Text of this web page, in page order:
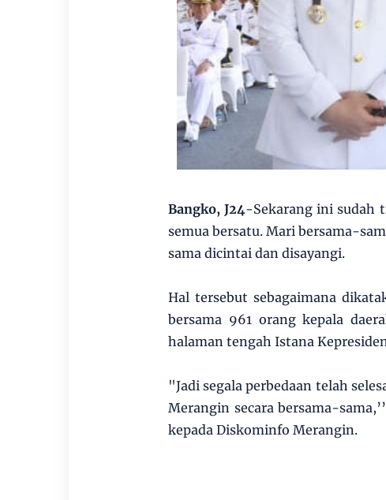
Bangko, J24-Sekarang ini sudah
semua bersatu. Mari bersama-
sama dicintai dan disayangi.
Hal tersebut sebagaimana
bersama 961 orang kepala
halaman tengah Istana
"Jadi segala perbedaan telah
Merangin secara bersama-
kepada Diskominfo Merangin.